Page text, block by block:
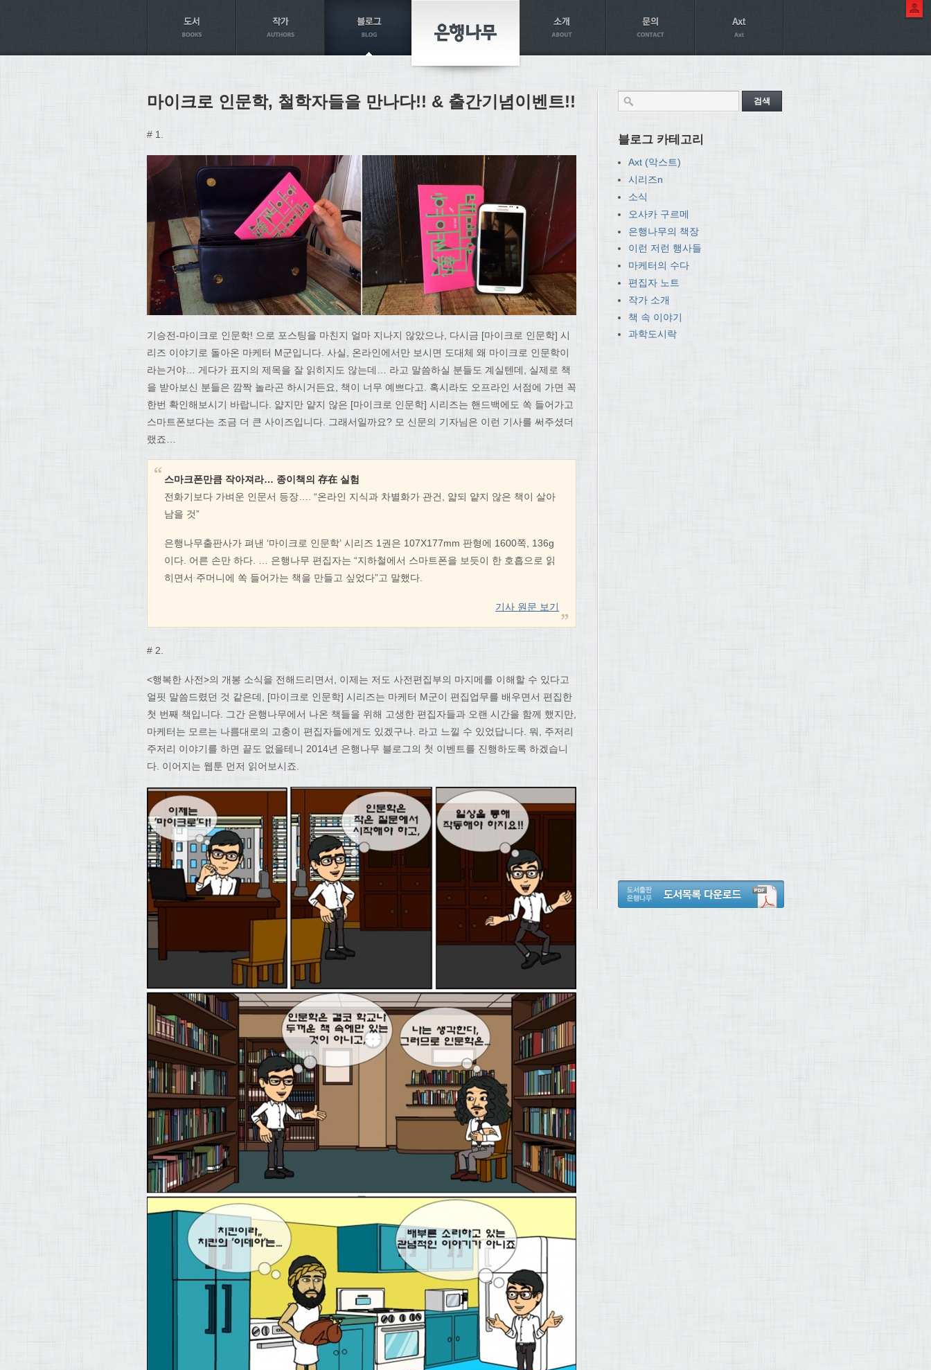
마이크로 인문학, 철학자들을 만나다!! & 출간기념이벤트!!
# 1.
기승전-마이크로 인문학! 으로 포스팅을 마친지 얼마 지나지 않았으나, 다시금 [마이크로 인문학] 시
리즈 이야기로 돌아온 마케터 M군입니다. 사실, 온라인에서만 보시면 도대체 왜 마이크로 인문학이
라는거야… 게다가 표지의 제목을 잘 읽히지도 않는데… 라고 말씀하실 분들도 계실텐데, 실제로 책
을 받아보신 분들은 깜짝 놀라곤 하시거든요, 책이 너무 예쁘다고. 혹시라도 오프라인 서점에 가면 꼭
한번 확인해보시기 바랍니다. 얇지만 얕지 않은 [마이크로 인문학] 시리즈는 핸드백에도 쏙 들어가고
스마트폰보다는 조금 더 큰 사이즈입니다. 그래서일까요? 모 신문의 기자님은 이런 기사를 써주셨더
랬죠…
스마크폰만큼 작아져라… 종이책의 存在 실험
전화기보다 가벼운 인문서 등장…. “온라인 지식과 차별화가 관건, 얇되 얕지 않은 책이 살아
남을 것”
은행나무출판사가 펴낸 ‘마이크로 인문학’ 시리즈 1권은 107X177mm 판형에 1600쪽, 136g
이다. 어른 손만 하다. … 은행나무 편집자는 “지하철에서 스마트폰을 보듯이 한 호흡으로 읽
히면서 주머니에 쏙 들어가는 책을 만들고 싶었다”고 말했다.
기사 원문 보기
# 2.
<행복한 사전>의 개봉 소식을 전해드리면서, 이제는 저도 사전편집부의 마지메를 이해할 수 있다고
얼핏 말씀드렸던 것 같은데, [마이크로 인문학] 시리즈는 마케터 M군이 편집업무를 배우면서 편집한
첫 번째 책입니다. 그간 은행나무에서 나온 책들을 위해 고생한 편집자들과 오랜 시간을 함께 했지만,
마케터는 모르는 나름대로의 고충이 편집자들에게도 있겠구나. 라고 느낄 수 있었답니다. 뭐, 주저리
주저리 이야기를 하면 끝도 없을테니 2014년 은행나무 블로그의 첫 이벤트를 진행하도록 하겠습니
다. 이어지는 웹툰 먼저 읽어보시죠.
블로그 카테고리
Axt (악스트)
시리즈n
소식
오사카 구르메
은행나무의 책장
이런 저런 행사들
마케터의 수다
편집자 노트
작가 소개
책 속 이야기
과학도시락